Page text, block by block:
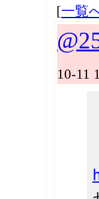
[一覧
10-11